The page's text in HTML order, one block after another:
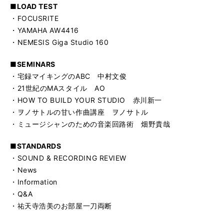
■LOAD TEST
・FOCUSRITE
・YAMAHA AW4416
・NEMESIS Giga Studio 160
■SEMINARS
・宅録マイキングのABC 中村文俊
・21世紀のMAスタイル AO
・HOW TO BUILD YOUR STUDIO 赤川新一
・ヲノサトルの甘い作曲講座 ヲノサトル
・ミュージシャンのための音楽回路術 畑野貴哉
■STANDARDS
・SOUND & RECORDING REVIEW
・News
・Information
・Q&A
・祐天寺浩美のお部屋一刀両断